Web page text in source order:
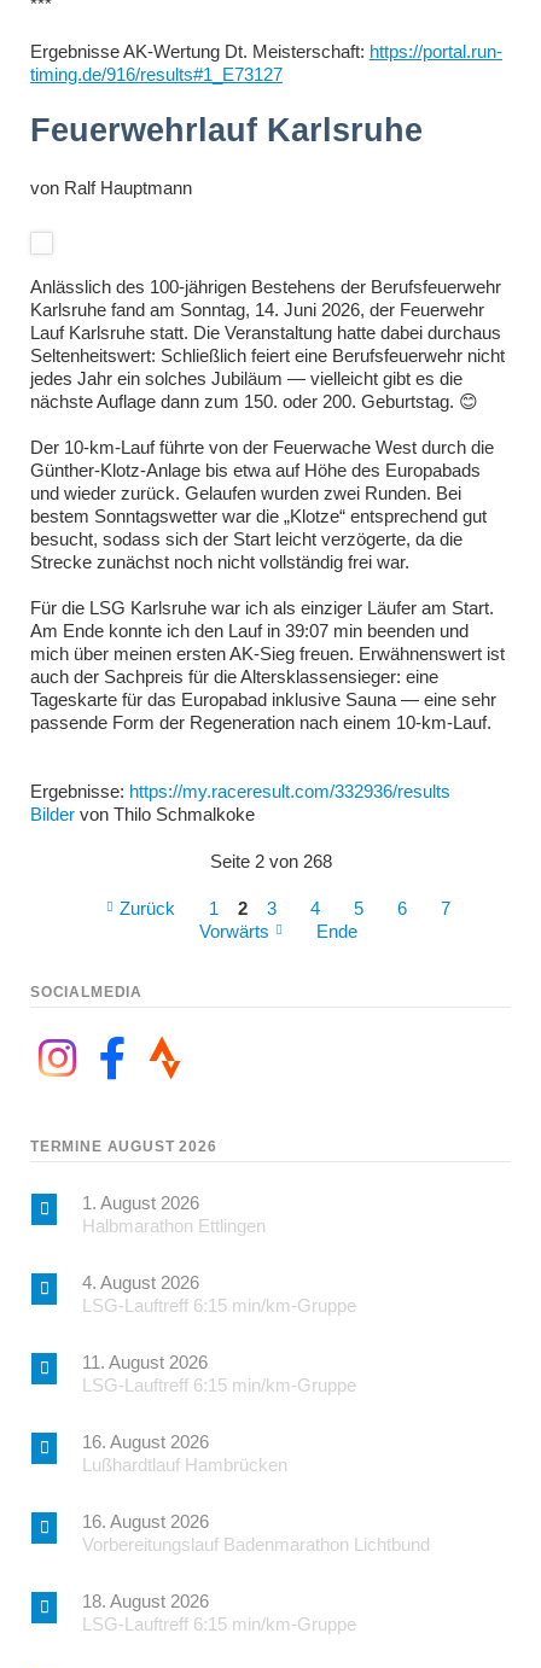
***
Ergebnisse AK-Wertung Dt. Meisterschaft: https://portal.run-
timing.de/916/results#1_E73127
Feuerwehrlauf Karlsruhe
von Ralf Hauptmann
Anlässlich des 100-jährigen Bestehens der Berufsfeuerwehr
Karlsruhe fand am Sonntag, 14. Juni 2026, der Feuerwehr
Lauf Karlsruhe statt. Die Veranstaltung hatte dabei durchaus
Seltenheitswert: Schließlich feiert eine Berufsfeuerwehr nicht
jedes Jahr ein solches Jubiläum — vielleicht gibt es die
nächste Auflage dann zum 150. oder 200. Geburtstag. 😊
Der 10-km-Lauf führte von der Feuerwache West durch die
Günther-Klotz-Anlage bis etwa auf Höhe des Europabads
und wieder zurück. Gelaufen wurden zwei Runden. Bei
bestem Sonntagswetter war die „Klotze“ entsprechend gut
besucht, sodass sich der Start leicht verzögerte, da die
Strecke zunächst noch nicht vollständig frei war.
Für die LSG Karlsruhe war ich als einziger Läufer am Start.
Am Ende konnte ich den Lauf in 39:07 min beenden und
mich über meinen ersten AK-Sieg freuen. Erwähnenswert ist
auch der Sachpreis für die Altersklassensieger: eine
Tageskarte für das Europabad inklusive Sauna — eine sehr
passende Form der Regeneration nach einem 10-km-Lauf.
Ergebnisse: https://my.raceresult.com/332936/results
Bildervon Thilo Schmalkoke
Seite 2 von 268
Zurück 1 2 3 4 5 6
7
Vorwärts
Ende
SOCIALMEDIA
TERMINE AUGUST 2026
1. August 2026
Halbmarathon Ettlingen
4. August 2026
LSG-Lauftreff 6:15 min/km-Gruppe
11. August 2026
LSG-Lauftreff 6:15 min/km-Gruppe
16. August 2026
Lußhardtlauf Hambrücken
16. August 2026
Vorbereitungslauf Badenmarathon Lichtbund
18. August 2026
LSG-Lauftreff 6:15 min/km-Gruppe